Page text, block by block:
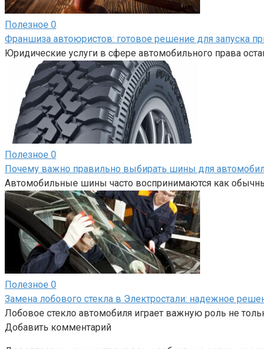
Полезное 0
Франшиза автоюристов: готовое решение для запуска
Юридические услуги в сфере автомобильного права
Полезное 0
Почему важно правильно выбирать шины для
Автомобильные шины часто воспринимаются как
Полезное 0
Замена лобового стекла в Электростали: надежное
Лобовое стекло автомобиля играет важную роль не
Добавить комментарий